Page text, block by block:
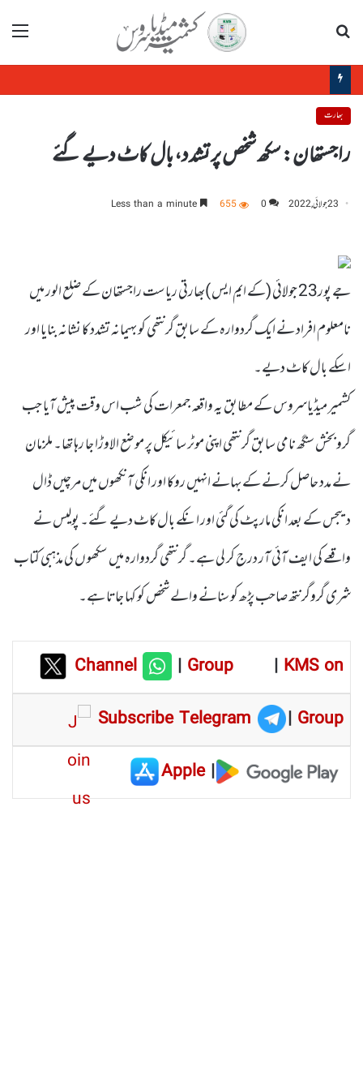
مینو
بھارت
راجستھان: سکھ شخص پر تشدد، بال کاٹ دیے گئے
23 جولائی, 2022 0
655
جے پور23 جولائی (کے ایم ایس )بھارتی ریاست راجستھان کے ضلع الور میں
نامعلوم افراد نے ایک گردوارہ کے سابق گرنتھی کو بہیمانہ تشدد کا نشانہ بنایا اور
اسکے بال کاٹ دیے۔
کشمیر میڈیاسروس کے مطابق یہ واقعہ جمعرات کی شب اس وقت پیش آیا جب
گرو بخش سنگھ نامی سابق گرنتھی اپنی موٹر سائیکل پر موضع الاوڑا جا رہا تھا۔ ملزمان
نے مدد حاصل کرنے کے بہانے انہیں روکا اور انکی آنکھوں میں مرچیں ڈال
دیںجس کے بعد انکی مارپٹ کی گئی اور انکے بال کاٹ دیے گئے۔ پولیس نے
واقعے کی ایف آئی آر درج کر لی ہے۔ گرنتھی گردوارہ میں سکھو ں کی مذہبی کتاب
شری گروگرنتھ صاحب پڑھ کو سنانے والے شخص کو کہا جاتا ہے۔
Channel |Group | KMS on
Subscribe Telegram
| Group
|
Apple